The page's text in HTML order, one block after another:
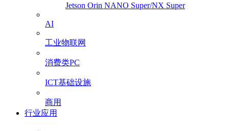
Jetson Orin NANO Super/NX Super
AI
工业物联网
消费类PC
ICT基础设施
商用
行业应用